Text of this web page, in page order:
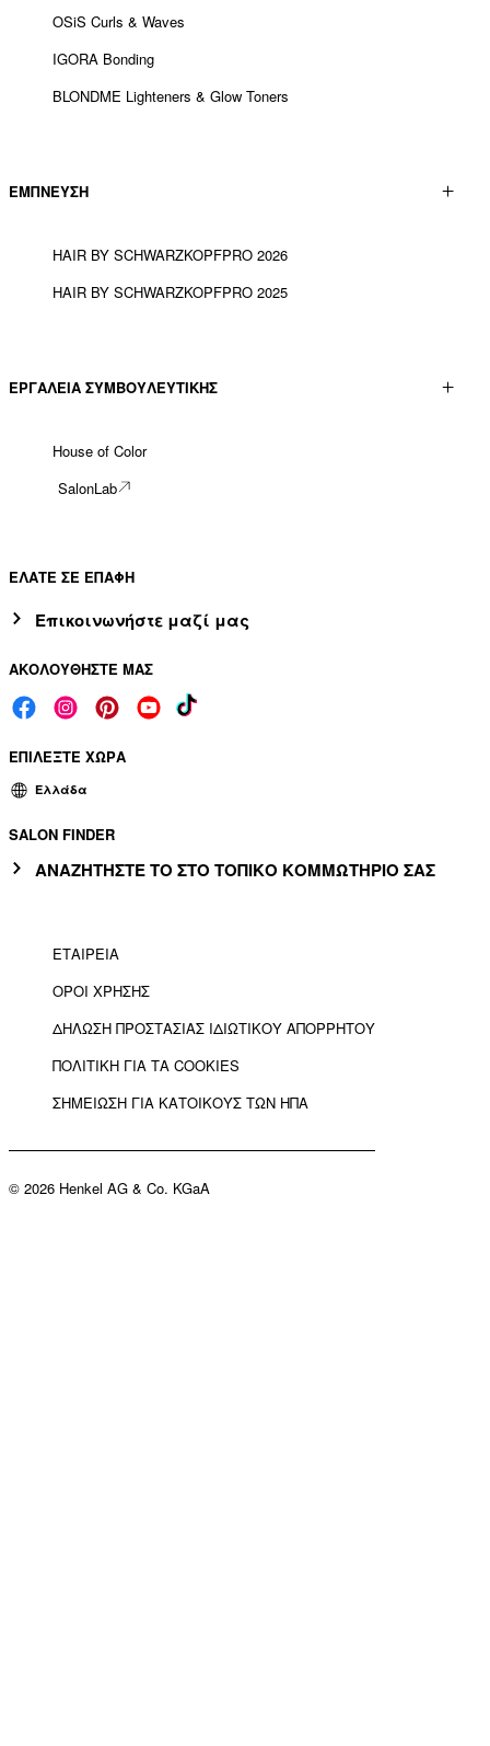
OSiS Curls & Waves
IGORA Bonding
BLONDME Lighteners & Glow Toners
ΕΜΠΝΕΥΣΗ
HAIR BY SCHWARZKOPFPRO 2026
HAIR BY SCHWARZKOPFPRO 2025
ΕΡΓΑΛΕΊΑ ΣΥΜΒΟΥΛΕΥΤΙΚΉΣ
House of Color
SalonLab
ΕΛΑΤΕ ΣΕ ΕΠΑΦΗ
Επικοινωνήστε μαζί μας
ΑΚΟΛΟΥΘΗΣΤΕ ΜΑΣ
ΕΠΙΛΕΞΤΕ ΧΩΡΑ
Ελλάδα
SALON FINDER
ΑΝΑΖΗΤΗΣΤΕ ΤΟ ΣΤΟ ΤΟΠΙΚΟ ΚΟΜΜΩΤΗΡΙΟ ΣΑΣ
ΕΤΑΙΡΕΙΑ
ΟΡΟΙ ΧΡΗΣΗΣ
ΔΗΛΩΣΗ ΠΡΟΣΤΑΣΙΑΣ ΙΔΙΩΤΙΚΟΥ ΑΠΟΡΡΗΤΟΥ
ΠΟΛΙΤΙΚΗ ΓΙΑ ΤΑ COOKIES
ΣΗΜΕΙΩΣΗ ΓΙΑ ΚΑΤΟΙΚΟΥΣ ΤΩΝ ΗΠΑ
© 2026 Henkel AG & Co. KGaA